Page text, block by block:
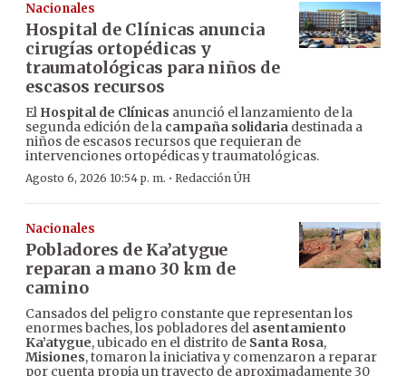
Nacionales
Hospital de Clínicas anuncia
cirugías ortopédicas y
traumatológicas para niños de
escasos recursos
El Hospital de Clínicas anunció el lanzamiento de la
segunda edición de la campaña solidaria destinada a
niños de escasos recursos que requieran de
intervenciones ortopédicas y traumatológicas.
Agosto 6, 2026 10:54 p. m. · Redacción ÚH
Nacionales
Pobladores de Ka’atygue
reparan a mano 30 km de
camino
Cansados del peligro constante que representan los
enormes baches, los pobladores del asentamiento
Ka’atygue, ubicado en el distrito de Santa Rosa,
Misiones, tomaron la iniciativa y comenzaron a reparar
por cuenta propia un trayecto de aproximadamente 30